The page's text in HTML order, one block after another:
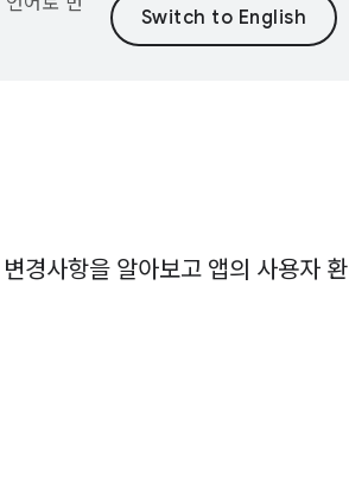
경사항을 알아보고 앱의 사용자 환